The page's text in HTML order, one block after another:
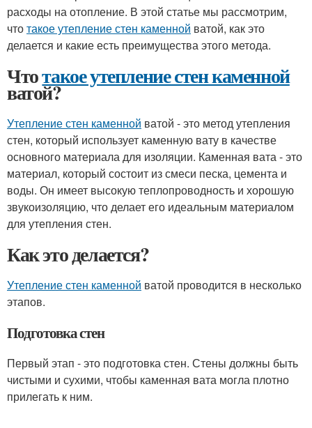
расходы на отопление. В этой статье мы рассмотрим,
чтотакое утепление стен каменной ватой, как это
делается и какие есть преимущества этого метода.
Чтотакое утепление стен каменной
ватой?
Утепление стен каменной ватой - это метод утепления
стен, который использует каменную вату в качестве
основного материала для изоляции. Каменная вата - это
материал, который состоит из смеси песка, цемента и
воды. Он имеет высокую теплопроводность и хорошую
звукоизоляцию, что делает его идеальным материалом
для утепления стен.
Как это делается?
Утепление стен каменной ватой проводится в несколько
этапов.
Подготовка стен
Первый этап - это подготовка стен. Стены должны быть
чистыми и сухими, чтобы каменная вата могла плотно
прилегать к ним.